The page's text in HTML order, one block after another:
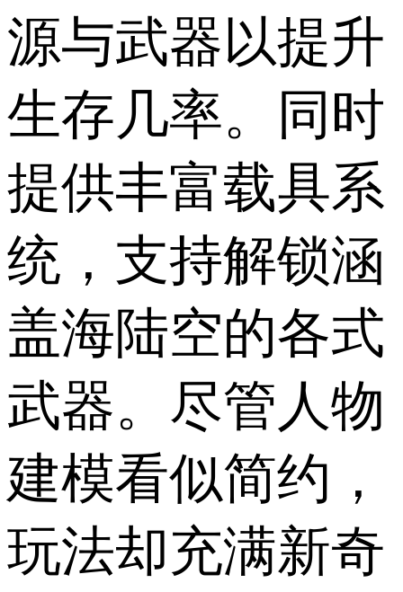
源与武器以提升
生存几率。同时
提供丰富载具系
统，支持解锁涵
盖海陆空的各式
武器。尽管人物
建模看似简约，
玩法却充满新奇